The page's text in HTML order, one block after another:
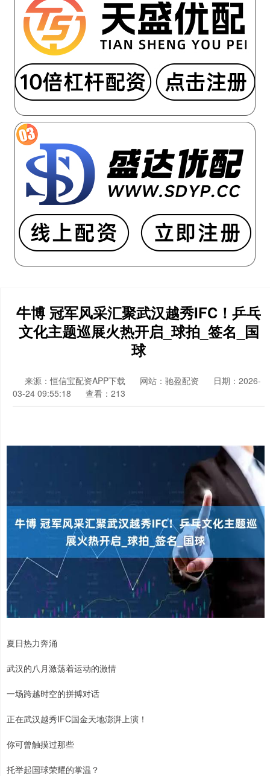
牛博 冠军风采汇聚武汉越秀IFC！乒乓
文化主题巡展火热开启_球拍_签名_国
球
来源：恒信宝配资APP下载 网站：驰盈配资
日期：2026-
03-24 09:55:18
查看：213
夏日热力奔涌
武汉的八月激荡着运动的激情
一场跨越时空的拼搏对话
正在武汉越秀IFC国金天地澎湃上演！
你可曾触摸过那些
托举起国球荣耀的掌温？